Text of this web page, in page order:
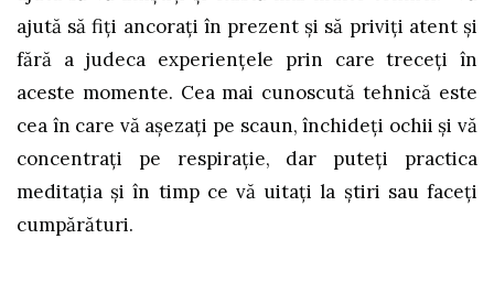
ajută să fiți ancorați în prezent și să priviți atent și
fără a judeca experiențele prin care treceți în
aceste momente. Cea mai cunoscută tehnică este
cea în care vă așezați pe scaun, închideți ochii și vă
concentrați pe respirație, dar puteți practica
meditația și în timp ce vă uitați la știri sau faceți
cumpărături.